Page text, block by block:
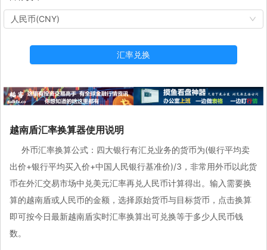
人民币(CNY)
汇率兑换
越南盾汇率换算器使用说明
外币汇率换算公式：四大银行有汇兑业务的货币为(银行平均卖
出价+银行平均买入价+中国人民银行基准价)/3，非常用外币以此货
币在外汇交易市场中兑美元汇率再兑人民币计算得出。输入需要换
算的越南盾或人民币的金额，选择原始货币与目标货币，点击换算
即可按今日最新越南盾实时汇率换算出可兑换等于多少人民币钱
数。